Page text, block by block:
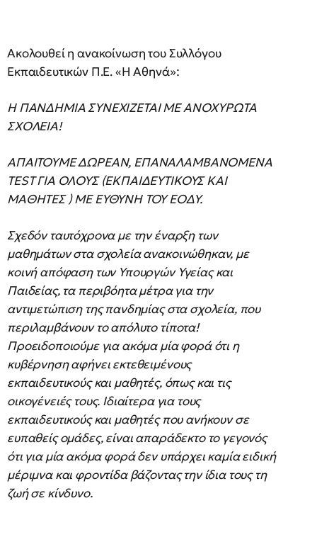
Ακολουθεί η ανακοίνωση του Συλλόγου
Εκπαιδευτικών Π.Ε. «Η Αθηνά»:
Η ΠΑΝΔΗΜΙΑ ΣΥΝΕΧΙΖΕΤΑΙ ΜΕ ΑΝΟΧΥΡΩΤΑ
ΣΧΟΛΕΙΑ!
ΑΠΑΙΤΟΥΜΕ ΔΩΡΕΑΝ, ΕΠΑΝΑΛΑΜΒΑΝΟΜΕΝΑ
TEST ΓΙΑ ΟΛΟΥΣ (ΕΚΠΑΙΔΕΥΤΙΚΟΥΣ ΚΑΙ
ΜΑΘΗΤΕΣ ) ΜΕ ΕΥΘΥΝΗ ΤΟΥ ΕΟΔΥ.
Σχεδόν ταυτόχρονα με την έναρξη των
μαθημάτων στα σχολεία ανακοινώθηκαν, με
κοινή απόφαση των Υπουργών Υγείας και
Παιδείας, τα περιβόητα μέτρα για την
αντιμετώπιση της πανδημίας στα σχολεία, που
περιλαμβάνουν το απόλυτο τίποτα!
Προειδοποιούμε για ακόμα μία φορά ότι η
κυβέρνηση αφήνει εκτεθειμένους
εκπαιδευτικούς και μαθητές, όπως και τις
οικογένειές τους. Ιδιαίτερα για τους
εκπαιδευτικούς και μαθητές που ανήκουν σε
ευπαθείς ομάδες, είναι απαράδεκτο το γεγονός
ότι για μία ακόμα φορά δεν υπάρχει καμία ειδική
μέριμνα και φροντίδα βάζοντας την ίδια τους τη
ζωή σε κίνδυνο.